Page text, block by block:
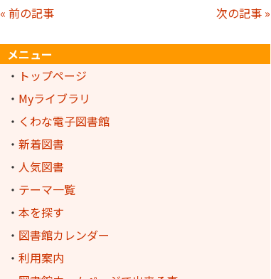
« 前の記事 次の記事 »
メニュー
・ トップページ
・ Myライブラリ
・ くわな電子図書館
・ 新着図書
・ 人気図書
・ テーマ一覧
・ 本を探す
・ 図書館カレンダー
・ 利用案内